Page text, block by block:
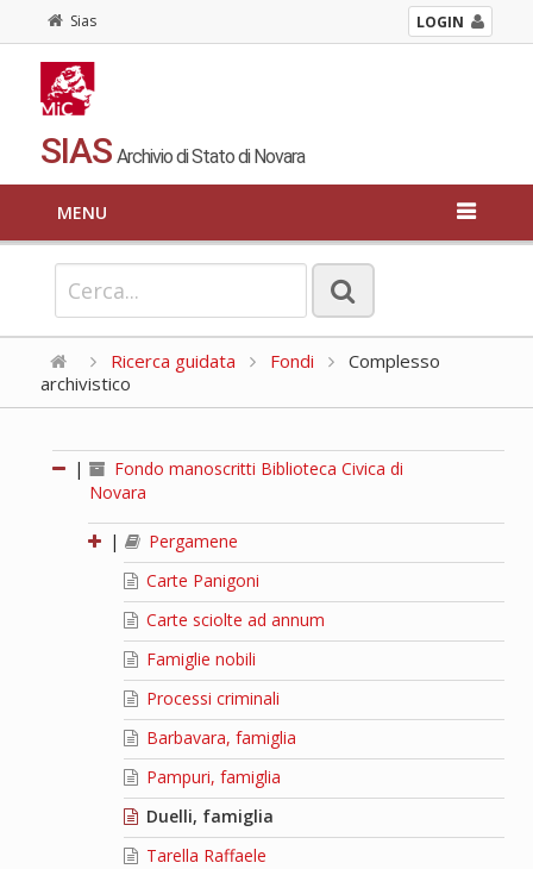
Sias LOGIN
SIAS Archivio di Stato di Novara
MENU
Ricerca guidata Fondi
Complesso
archivistico
|
Fondo manoscritti Biblioteca Civica di
Novara
|
Pergamene
Carte Panigoni
Carte sciolte ad annum
Famiglie nobili
Processi criminali
Barbavara, famiglia
Pampuri, famiglia
Duelli, famiglia
Tarella Raffaele